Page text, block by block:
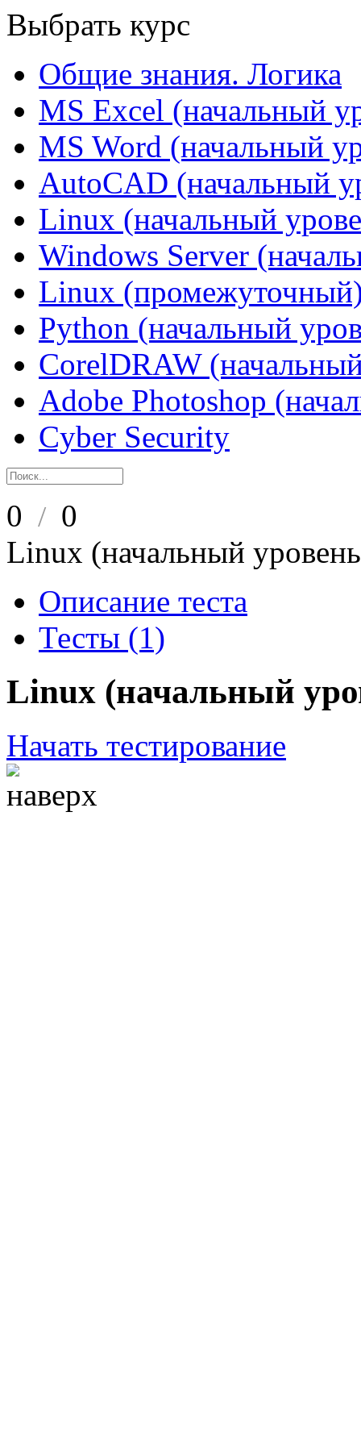
Выбрать курс
Общие знания. Логика
MS Excel (начальный
MS Word (начальный
AutoCAD (начальный
Linux (начальный
Windows Server
Linux
Python (начальный
CorelDRAW
Adobe Photoshop
Cyber Security
0 / 0
Linux (начальный
Описание теста
Тесты (1)
Linux (начальный
Начать тестирование